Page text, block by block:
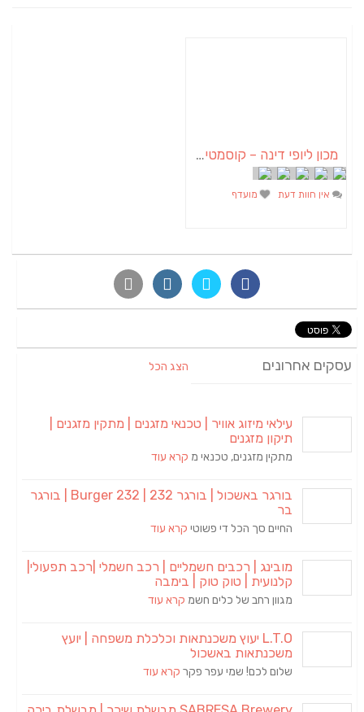
מכון ליופי דינה – קוסמטיקאית בבאר שבע
אין חוות דעת מועדף
עסקים אחרונים הצג הכל
עילאי מיזוג אוויר | טכנאי מזגנים | מתקין מזגנים |
תיקון מזגנים
מתקין מזגנים, טכנאי מ קרא עוד
בורגר באשכול | בורגר 232 | Burger 232 | בורגר
בר
החיים סך הכל די פשוטי קרא עוד
מובינג | רכבים חשמליים | רכב חשמלי |רכב תפעולי|
קלנועית | טוק טוק | בימבה
מגוון רחב של כלים חשמ קרא עוד
L.T.O יעוץ משכנתאות וכלכלת משפחה | יועץ
משכנתאות באשכול
שלום לכם! שמי עפר פקר קרא עוד